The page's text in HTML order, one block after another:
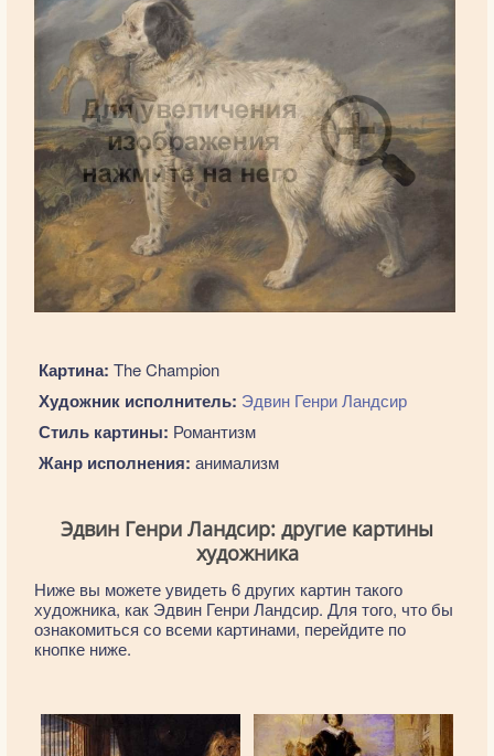
Картина: The Champion
Художник исполнитель: Эдвин Генри Ландсир
Стиль картины: Романтизм
Жанр исполнения: анимализм
Эдвин Генри Ландсир: другие картины
художника
Ниже вы можете увидеть 6 других картин такого
художника, как Эдвин Генри Ландсир. Для того, что бы
ознакомиться со всеми картинами, перейдите по
кнопке ниже.